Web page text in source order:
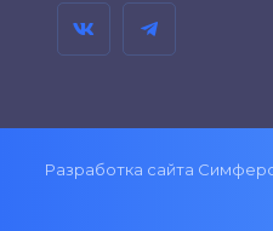
Разработка сайта